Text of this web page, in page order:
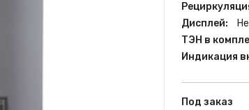
Дисплей:
ТЭН в
Индикация
Под заказ